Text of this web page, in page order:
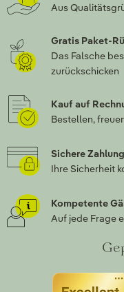
Aus
Gratis Paket-
Das Falsche
zurückschicken
Kauf auf
Bestellen,
Sichere
Ihre Sicherheit
Kompetente
Auf jede Frage